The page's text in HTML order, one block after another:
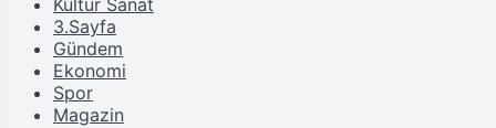
Kültür Sanat
3.Sayfa
Gündem
Ekonomi
Spor
Magazin